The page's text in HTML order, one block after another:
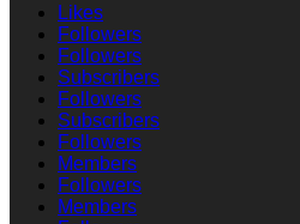
Likes
Followers
Followers
Subscribers
Followers
Subscribers
Followers
Members
Followers
Members